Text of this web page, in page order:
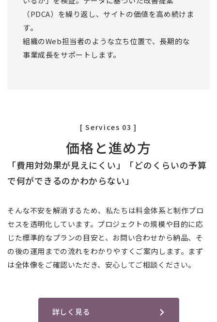
（PDCA）を繰り返し、サイトの価値を高め続けま
す。
組織のWeb担当者のような立ち位置で、長期的な
事業成長をサポートします。
[ Services 03 ]
価格と進め方
「費用対効果が見えにくい」「どのくらいの予算
で何ができるのかわからない」
そんな不安を解消するため、私たちは料金体系と制作プロ
セスを透明化しています。プロジェクトの規模や目的に応
じた標準的なプランの目安と、お問い合わせから納品、そ
の後の運用までの流れをわかりやすくご案内します。まず
は全体像をご確認いただき、安心してご相談ください。
詳しく見る